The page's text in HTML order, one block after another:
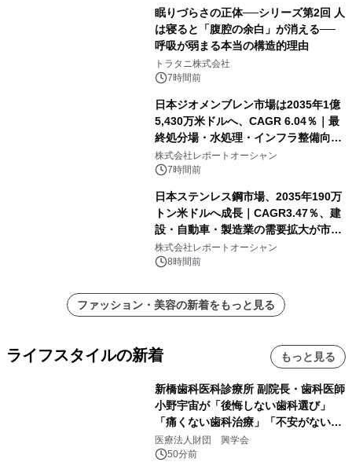
眠りづらさの正体──シリーズ第2回 人
は寝ると「腹腔の余白」が消える──
呼吸が弱まる本当の構造的理由
トラタニ株式会社
7時間前
日本ジオメンブレン市場は2035年1億
5,430万米ドルへ、CAGR 6.04％｜最
終処分場・水処理・インフラ整備向け
需要拡大
株式会社レポートオーシャン
7時間前
日本ステンレス鋼市場、2035年190万
トン米ドルへ成長｜CAGR3.47％、建
設・自動車・製造業の需要拡大が市場
を牽引
株式会社レポートオーシャン
8時間前
ファッション・美容の新着をもっと見る
ライフスタイルの新着 もっと見る
新橋歯科医科診療所 副院長・歯科医師
小野宇宙が「後悔しない歯科選び」
「痛くない歯科治療」「不安がない治
療計画」をテーマに専門監修
医療法人財団 興学会
50分前